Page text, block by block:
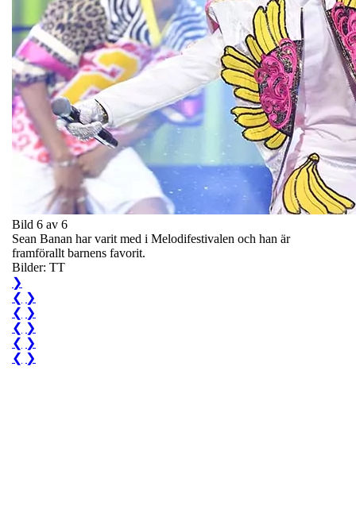
Bild 6 av 6
Sean Banan har varit med i Melodifestivalen och han är
framförallt barnens favorit.
Bilder: TT
❯
❮ ❯
❮ ❯
❮ ❯
❮ ❯
❮ ❯